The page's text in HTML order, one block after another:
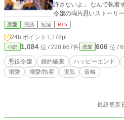
許さないよ」 なんで執着するんてす
令嬢の両片思いストーリ
恋愛 完結 短編 R15
24h.ポイント 1,178pt
小説 1,084 位 / 228,667件 恋愛 606 位 /
悪役令嬢 婚約破棄 ハッピーエンド
溺愛
溺愛/執着 腹黒 策略
最終更新